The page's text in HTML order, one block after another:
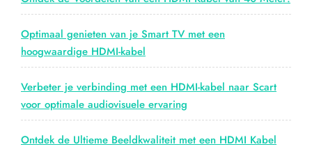
Optimaal
Optimaal genieten van je Smart TV met een
hoogwaardige HDMI-kabel
Verbeter je verbinding met een HDMI-kabel naar Scart
voor optimale audiovisuele ervaring
Ontdek de Ultieme Beeldkwaliteit met een HDMI Kabel